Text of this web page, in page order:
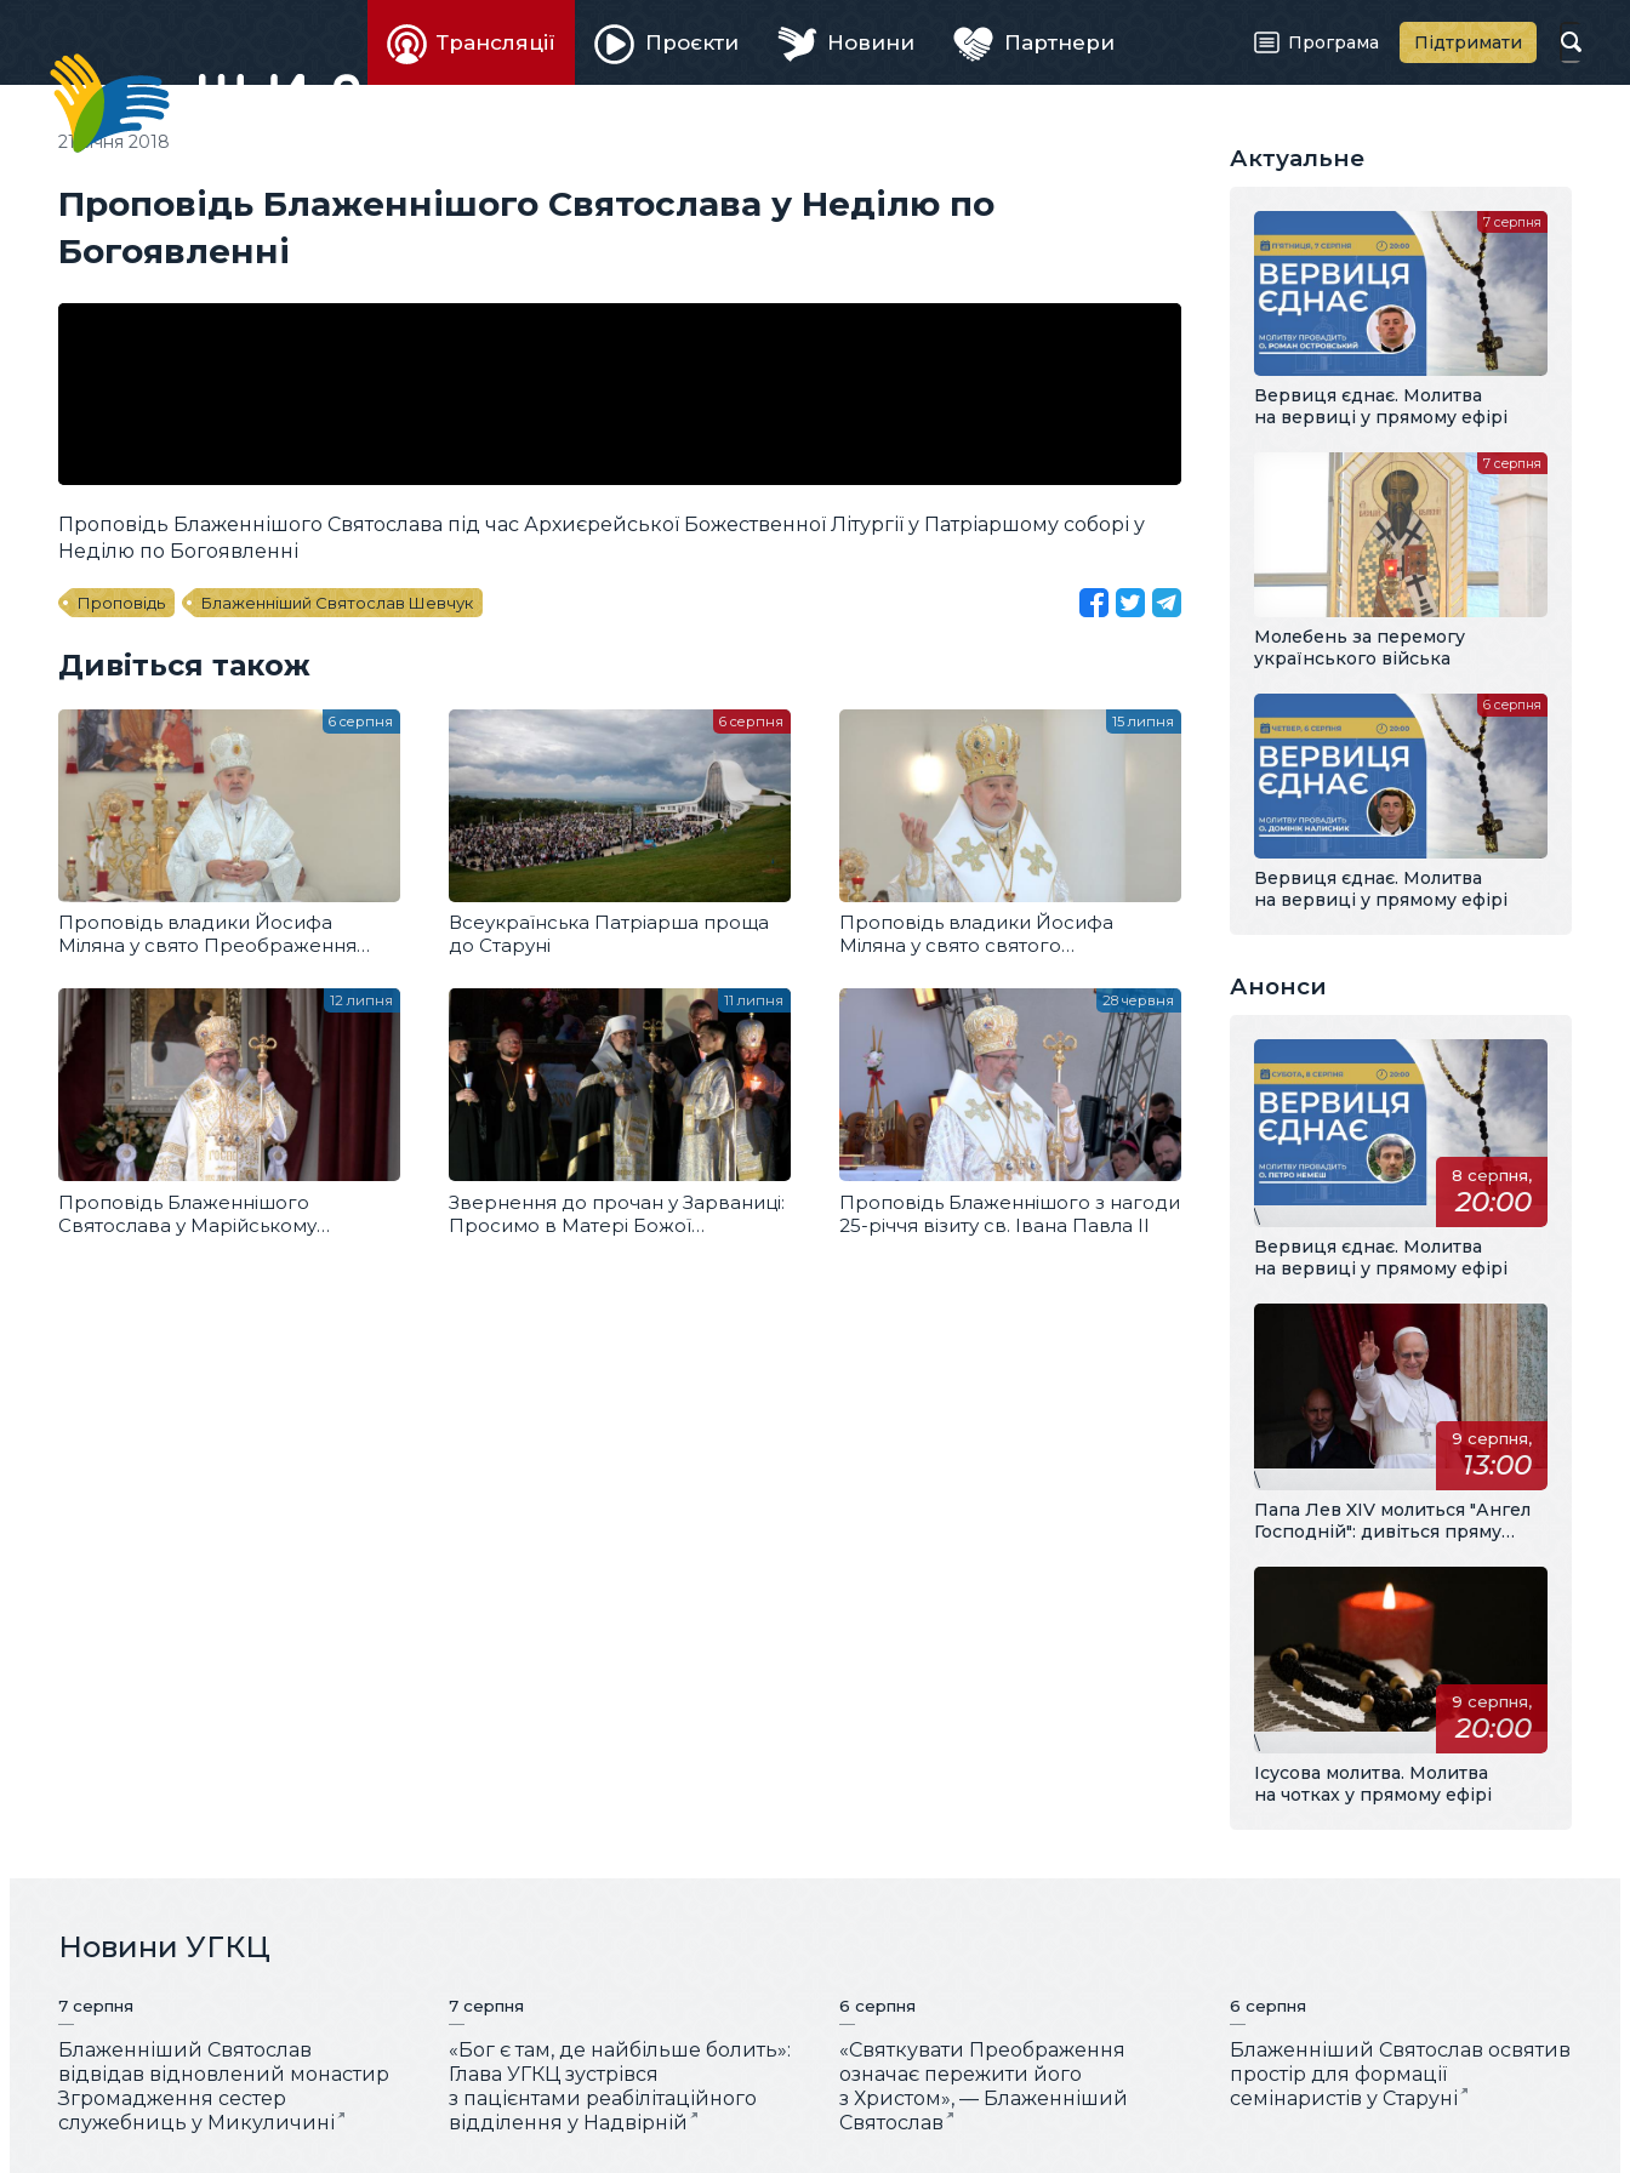
Живе
телебачення
Трансляції Проєкти Новини Партнери Програма Підтримати
Проповідь Блаженнішого Святослава у Неділю по
Богоявленні
21 січня 2018
Проповідь Блаженнішого Святослава під час Архиєрейської Божественної Літургії у Патріаршому соборі у
Неділю по Богоявленні
Проповідь Блаженніший Святослав Шевчук
Дивіться також
Проповідь владики Йосифа
Міляна у свято Преображення
6 серпня
Всеукраїнська Патріарша проща
до Старуні
6 серпня
Проповідь владики Йосифа
Міляна у свято святого
15 липня
Проповідь Блаженнішого
Святослава у Марійському
12 липня
Звернення до прочан у Зарваниці:
Просимо в Матері Божої
11 липня
Проповідь Блаженнішого з нагоди
25-річчя візиту св. Івана Павла ІІ
28 червня
Актуальне
Вервиця єднає. Молитва
на вервиці у прямому ефірі
7 серпня
Молебень за перемогу
українського війська
7 серпня
Вервиця єднає. Молитва
на вервиці у прямому ефірі
6 серпня
Анонси
8 серпня,
20:00
\
Вервиця єднає. Молитва
на вервиці у прямому ефірі
9 серпня,
13:00
\
Папа Лев XIV молиться "Ангел
Господній": дивіться пряму
перекладом
9 серпня,
20:00
\
Ісусова молитва. Молитва
на чотках у прямому ефірі
Новини УГКЦ
7 серпня
Блаженніший Святослав
відвідав відновлений монастир
Згромадження сестер
служебниць у Микуличині
7 серпня
«Бог є там, де найбільше болить»:
Глава УГКЦ зустрівся
з пацієнтами реабілітаційного
відділення у Надвірній
6 серпня
«Святкувати Преображення
означає пережити його
з Христом», — Блаженніший
Святослав
6 серпня
Блаженніший Святослав освятив
простір для формації
семінаристів у Старуні